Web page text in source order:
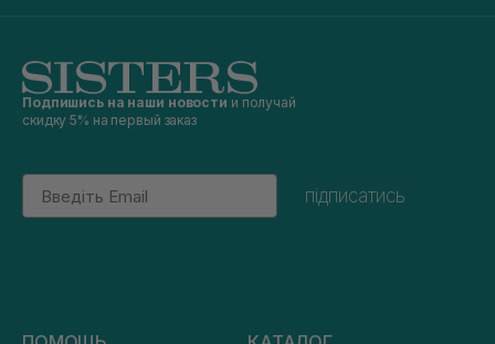
Подпишись на наши новости и получай
скидку 5% на первый заказ
Email
підписатись